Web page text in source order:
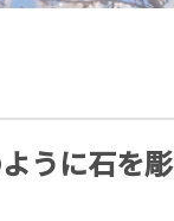
うに石を彫